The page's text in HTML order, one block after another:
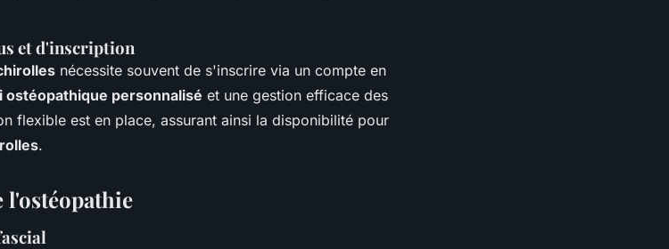
et d'inscription
nécessite souvent de s'inscrire via un compte en
ostéopathique personnalisé et une gestion efficace des
flexible est en place, assurant ainsi la disponibilité pour
.
l'ostéopathie